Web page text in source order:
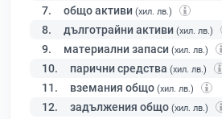
7. общо активи (хил. лв.)
8. дълготрайни активи (хил. лв.)
9. материални запаси (хил. лв.)
10. парични средства (хил. лв.)
11. вземания общо (хил. лв.)
12. задължения общо (хил. лв.)